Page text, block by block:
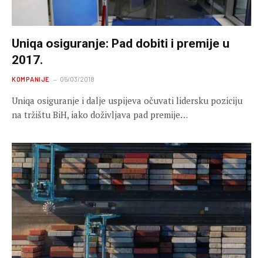
Uniqa osiguranje: Pad dobiti i premije u
2017.
KOMPANIJE 05/03/2018
Uniqa osiguranje i dalje uspijeva očuvati lidersku poziciju
na tržištu BiH, iako doživljava pad premije…